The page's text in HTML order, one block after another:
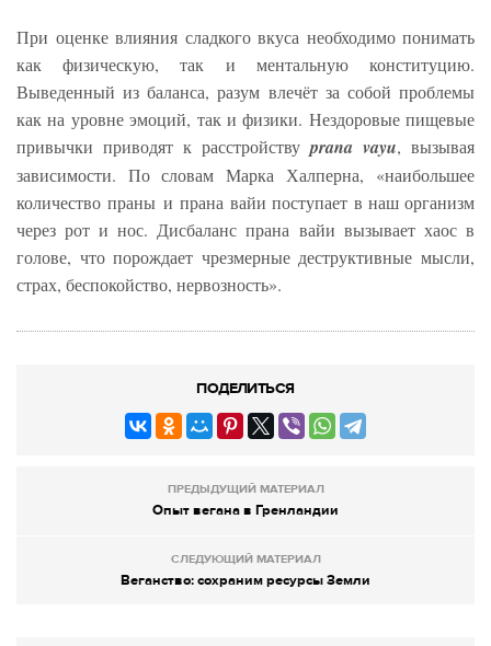
При оценке влияния сладкого вкуса необходимо понимать
как физическую, так и ментальную конституцию.
Выведенный из баланса, разум влечёт за собой проблемы
как на уровне эмоций, так и физики. Нездоровые пищевые
привычки приводят к расстройству prana vayu, вызывая
зависимости. По словам Марка Халперна, «наибольшее
количество праны и прана вайи поступает в наш организм
через рот и нос. Дисбаланс прана вайи вызывает хаос в
голове, что порождает чрезмерные деструктивные мысли,
страх, беспокойство, нервозность».
ПОДЕЛИТЬСЯ
ПРЕДЫДУЩИЙ МАТЕРИАЛ
Опыт вегана в Гренландии
СЛЕДУЮЩИЙ МАТЕРИАЛ
Веганство: сохраним ресурсы Земли